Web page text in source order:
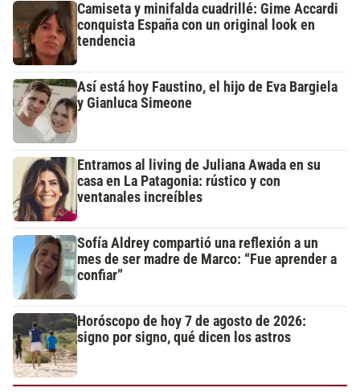
Camiseta y minifalda cuadrillé: Gime Accardi
conquista España con un original look en
tendencia
Así está hoy Faustino, el hijo de Eva Bargiela
y Gianluca Simeone
Entramos al living de Juliana Awada en su
casa en La Patagonia: rústico y con
ventanales increíbles
Sofía Aldrey compartió una reflexión a un
mes de ser madre de Marco: “Fue aprender a
confiar”
Horóscopo de hoy 7 de agosto de 2026:
signo por signo, qué dicen los astros